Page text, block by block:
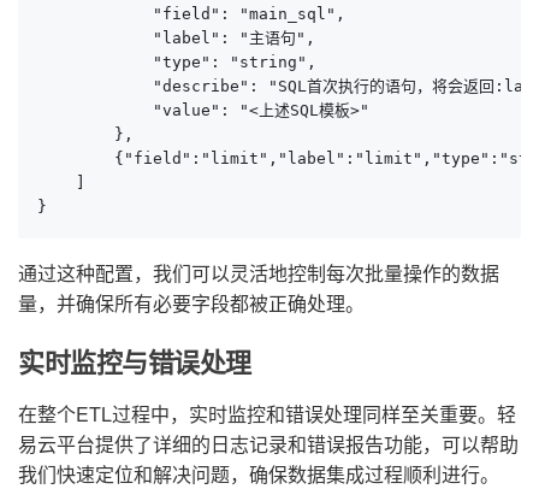
            "field": "main_sql",
            "label": "主语句",
            "type": "string",
"describe": "SQL首次执行的语句，将会返回
            "value": "<上述SQL模板>"
        },
    ]
}
通过这种配置，我们可以灵活地控制每次批量操作的数据
量，并确保所有必要字段都被正确处理。
实时监控与错误处理
在整个ETL过程中，实时监控和错误处理同样至关重要。轻
易云平台提供了详细的日志记录和错误报告功能，可以帮助
我们快速定位和解决问题，确保数据集成过程顺利进行。